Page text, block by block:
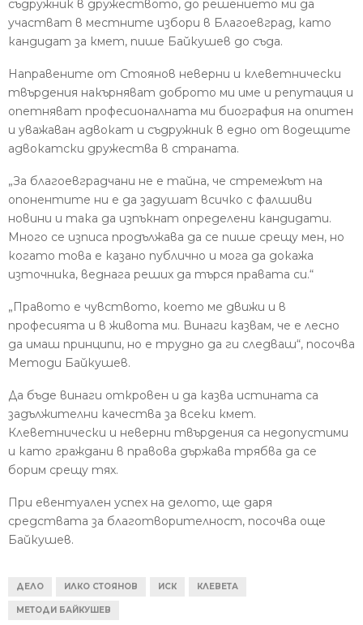
съдружник в дружеството, до решението ми да
участват в местните избори в Благоевград, като
кандидат за кмет, пише Байкушев до съда.
Направените от Стоянов неверни и клеветнически
твърдения накърняват доброто ми име и репутация и
опетняват професионалната ми биография на опитен
и уважаван адвокат и съдружник в едно от водещите
адвокатски дружества в страната.
„За благоевградчани не е тайна, че стремежът на
опонентите ни е да задушат всичко с фалшиви
новини и така да изпъкнат определени кандидати.
Много се изписа продължава да се пише срещу мен, но
когато това е казано публично и мога да докажа
източника, веднага реших да търся правата си.“
„Правото е чувството, което ме движи и в
професията и в живота ми. Винаги казвам, че е лесно
да имаш принципи, но е трудно да ги следваш“, посочва
Методи Байкушев.
Да бъде винаги откровен и да казва истината са
задължителни качества за всеки кмет.
Клеветнически и неверни твърдения са недопустими
и като граждани в правова държава трябва да се
борим срещу тях.
При евентуален успех на делото, ще даря
средствата за благотворителност, посочва още
Байкушев.
ДЕЛО ИЛКО СТОЯНОВ ИСК КЛЕВЕТА
МЕТОДИ БАЙКУШЕВ